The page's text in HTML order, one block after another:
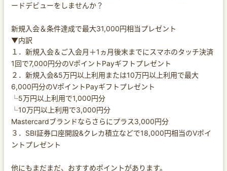
ードデビューをしませんか？
新規入会＆条件達成で最大31,000円相当プレゼント
▼内訳
１．新規入会＆ご入会月＋1ヵ月後末までにスマホのタッチ決済
1回で7,000円分のVポイントPayギフトプレゼント
２．新規入会&5万円以上利用または10万円以上利用で最大
6,000円分のVポイントPayギフトプレゼント
└5万円以上利用で1,000円分
└10万円以上利用で3,000円分
Mastercardブランドならさらにプラス3,000円分
３．SBI証券口座開設&クレカ積立などで18,000円相当のVポイ
ントプレゼント
他にもまだまだ、おすすめポイントがあります。